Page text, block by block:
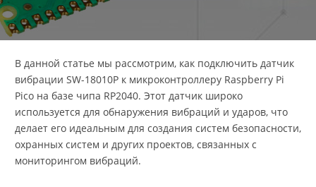
В данной статье мы рассмотрим, как подключить датчик
вибрации SW-18010P к микроконтроллеру Raspberry Pi
Pico на базе чипа RP2040. Этот датчик широко
используется для обнаружения вибраций и ударов, что
делает его идеальным для создания систем безопасности,
охранных систем и других проектов, связанных с
мониторингом вибраций.